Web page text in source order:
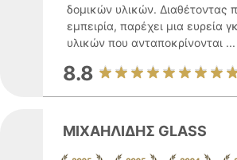
δομικών υλικών. Διαθέτοντας
εμπειρία, παρέχει μια ευρεία
υλικών που ανταποκρίνονται ...
8.8
ΜΙΧΑΗΛΙΔΗΣ GLASS